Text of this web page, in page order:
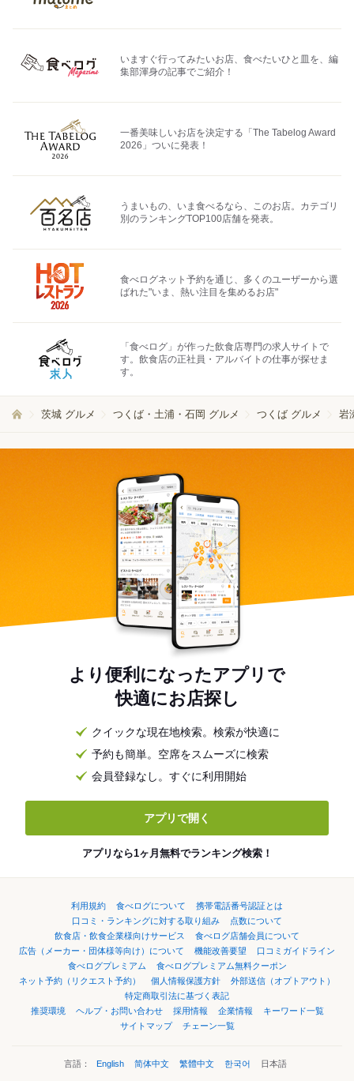
いますぐ行ってみたいお店、食べたいひと皿を、編
集部渾身の記事でご紹介！
一番美味しいお店を決定する「The Tabelog Award
2026」ついに発表！
うまいもの、いま食べるなら、このお店。カテゴリ
別のランキングTOP100店舗を発表。
食べログネット予約を通じ、多くのユーザーから選
ばれた"いま、熱い注目を集めるお店"
「食べログ」が作った飲食店専門の求人サイトで
す。飲食店の正社員・アルバイトの仕事が探せま
す。
茨城 グルメ つくば・土浦・石岡 グルメ つくば グルメ 岩
より便利になったアプリで
快適にお店探し
クイックな現在地検索。検索が快適に
予約も簡単。空席をスムーズに検索
会員登録なし。すぐに利用開始
アプリで開く
アプリなら1ヶ月無料でランキング検索！
利用規約 食べログについて
携帯電話番号認証とは
口コミ・ランキングに対する取り組み
点数について
飲食店・飲食企業様向けサービス
食べログ店舗会員について
広告（メーカー・団体様等向け）について
機能改善要望
口コミガイドライン
食べログプレミアム
食べログプレミアム無料クーポン
ネット予約（リクエスト予約）
個人情報保護方針
外部送信（オプトアウト）
特定商取引法に基づく表記
推奨環境
ヘルプ・お問い合わせ 採用情報 企業情報
キーワード一覧
サイトマップ
チェーン一覧
言語： English 简体中文 繁體中文 한국어 日本語